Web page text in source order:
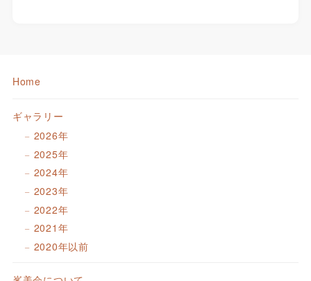
Home
ギャラリー
2026年
2025年
2024年
2023年
2022年
2021年
2020年以前